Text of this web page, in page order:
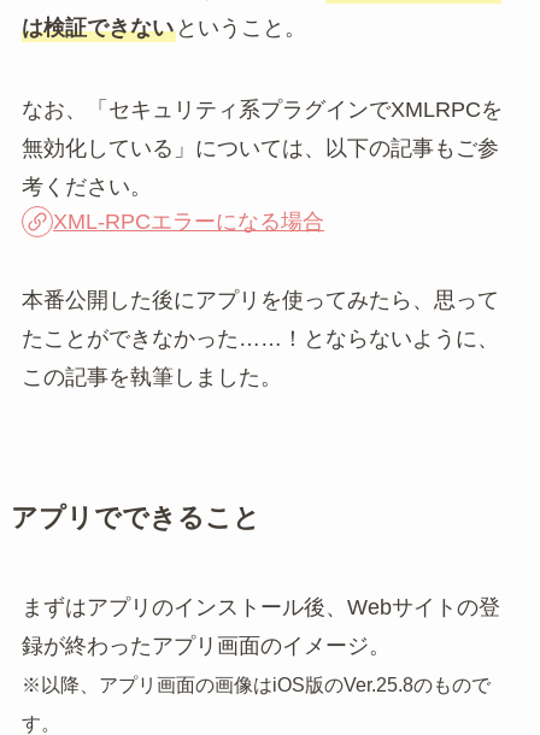
は検証できないということ。
なお、「セキュリティ系プラグインでXMLRPCを
無効化している」については、以下の記事もご参
考ください。
XML-RPCエラーになる場合
本番公開した後にアプリを使ってみたら、思って
たことができなかった……！とならないように、
この記事を執筆しました。
アプリでできること
まずはアプリのインストール後、Webサイトの登
録が終わったアプリ画面のイメージ。
※以降、アプリ画面の画像はiOS版のVer.25.8のもので
す。